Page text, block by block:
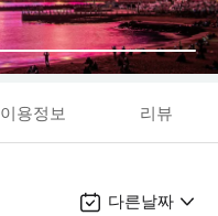
이용정보 리뷰
다른날짜